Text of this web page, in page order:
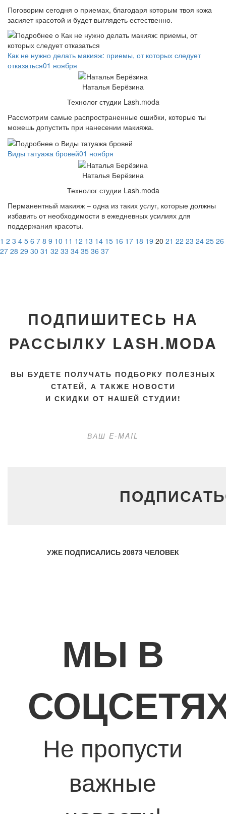
Поговорим сегодня о приемах, благодаря которым твоя кожа
засияет красотой и будет выглядеть естественно.
Как не нужно делать макияж: приемы, от которых следует
отказаться01 ноября
Наталья Берёзина
Технолог студии Lash.moda
Рассмотрим самые распространенные ошибки, которые ты
можешь допустить при нанесении макияжа.
Виды татуажа бровей01 ноября
Наталья Берёзина
Технолог студии Lash.moda
Перманентный макияж – одна из таких услуг, которые должны
избавить от необходимости в ежедневных усилиях для
поддержания красоты.
1 2 3 4 5 6 7 8 9 10 11 12 13 14 15 16 17 18 19 20 21 22 23 24 25 26
27 28 29 30 31 32 33 34 35 36 37
ПОДПИШИТЕСЬ НА
РАССЫЛКУ LASH.MODA
ВЫ БУДЕТЕ ПОЛУЧАТЬ ПОДБОРКУ ПОЛЕЗНЫХ
СТАТЕЙ, А ТАКЖЕ НОВОСТИ
И СКИДКИ ОТ НАШЕЙ СТУДИИ!
УЖЕ ПОДПИСАЛИСЬ 20873 ЧЕЛОВЕК
МЫ В
Не пропусти
важные